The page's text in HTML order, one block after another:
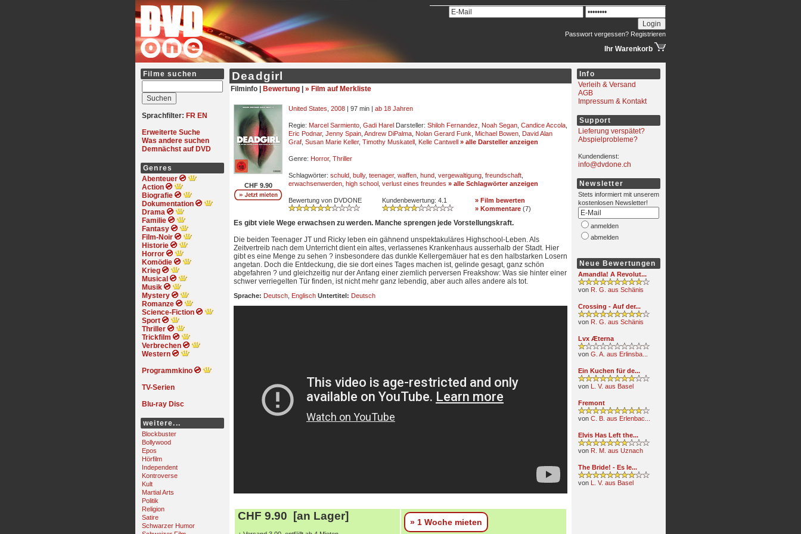
Passwort vergessen? Registrieren
Ihr Warenkorb
Filme suchen
Sprachfilter: FR EN
Erweiterte Suche
Was andere suchen
Demnächst auf DVD
Genres
Abenteuer
Action
Biografie
Dokumentation
Drama
Familie
Fantasy
Film-Noir
Historie
Horror
Komödie
Krieg
Musical
Musik
Mystery
Romanze
Science-Fiction
Sport
Thriller
Trickfilm
Verbrechen
Western
Programmkino
TV-Serien
Blu-ray Disc
weitere...
Blockbuster
Bollywood
Epos
Hörfilm
Independent
Kontroverse
Kult
Martial Arts
Politik
Religion
Satire
Schwarzer Humor
Deadgirl
Filminfo | Bewertung » Film auf Merkliste
CHF 9.90
United States 2008 | 97 min | ab 18 Jahren
Regie: Marcel Sarmiento Gadi Harel Darsteller: Shiloh Fernandez Noah Segan Candice Accola
Eric Podnar, Jenny Spain Andrew DiPalma Nolan Gerard Funk Michael Bowen David Alan
Graf Susan Marie Keller, Timothy Muskatell Kelle Cantwell » alle Darsteller anzeigen
Genre: Horror, Thriller
Schlagwörter: schuld bully, teenager, waffen hund vergewaltigung freundschaft
erwachsenwerden high school verlust eines freundes » alle Schlagwörter anzeigen
Bewertung von DVDONE Kundenbewertung: 4.1
» Film bewerten
» Kommentare (7)
Es gibt viele Wege erwachsen zu werden. Manche sprengen jede Vorstellungskraft.
Die beiden Teenager JT und Ricky leben ein gähnend unspektakuläres Highschool-Leben. Als
Zeitvertreib nach dem Unterricht dient ein altes, verlassenes Krankenhaus ausserhalb der Stadt. Hier
gibt es eine Menge zu sehen ? insbesondere das dunkle Kellergemäuer hat es den halbstarken Losern
angetan. Doch die Entdeckung, die sie dort eines Tages machen ist, gelinde gesagt, ganz schön
abgefahren ? und gleichzeitig nur der Anfang einer ziemlich perversen Freakshow: Was sie hinter einer
schwer verriegelten Tür finden, ist nicht mehr ganz lebendig, aber auch alles andere als tot.
Sprache: Deutsch Englisch Untertitel: Deutsch
CHF 9.90 [an Lager] » 1 Woche mieten
Info
Verleih & Versand
AGB
Impressum & Kontakt
Support
Lieferung verspätet?
Abspielprobleme?
Kundendienst:
info@dvdone.ch
Newsletter
Stets informiert mit unserem
kostenlosen Newsletter!
anmelden
abmelden
Neue Bewertungen
Amandla! A Revolut...
von R. G. aus Schänis
Crossing - Auf der...
von R. G. aus Schänis
Lvx Æterna
von G. A. aus Erlinsba...
Ein Kuchen für de...
von L. V. aus Basel
Fremont
von C. B. aus Erlenbac...
Elvis Has Left the...
von R. M. aus Uznach
The Bride! - Es le...
von L. V. aus Basel